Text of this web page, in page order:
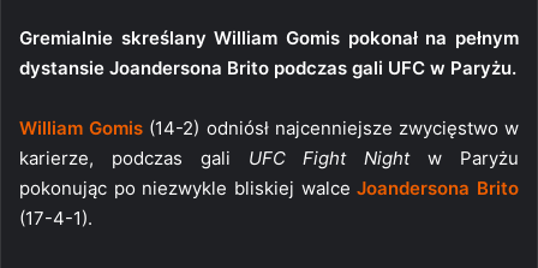
Gremialnie skreślany William Gomis pokonał na pełnym
dystansie Joandersona Brito podczas gali UFC w Paryżu.
William Gomis (14-2) odniósł najcenniejsze zwycięstwo w
karierze, podczas gali UFC Fight Nightw Paryżu
pokonując po niezwykle bliskiej walceJoandersona Brito
(17-4-1).